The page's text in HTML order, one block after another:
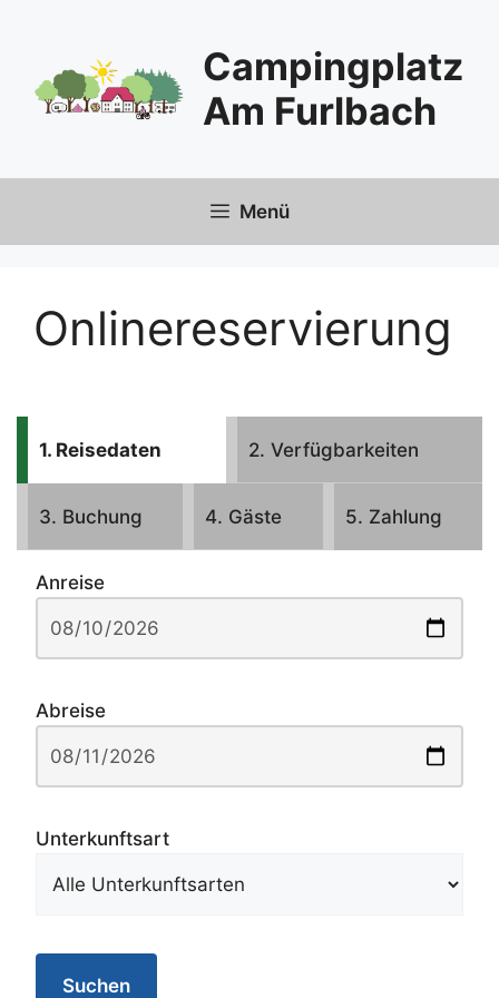
springen
Campingplatz
Am Furlbach
Menü
Onlinereservierung
1. Reisedaten 2. Verfügbarkeiten
3. Buchung 4. Gäste 5. Zahlung
Anreise
Abreise
Unterkunftsart